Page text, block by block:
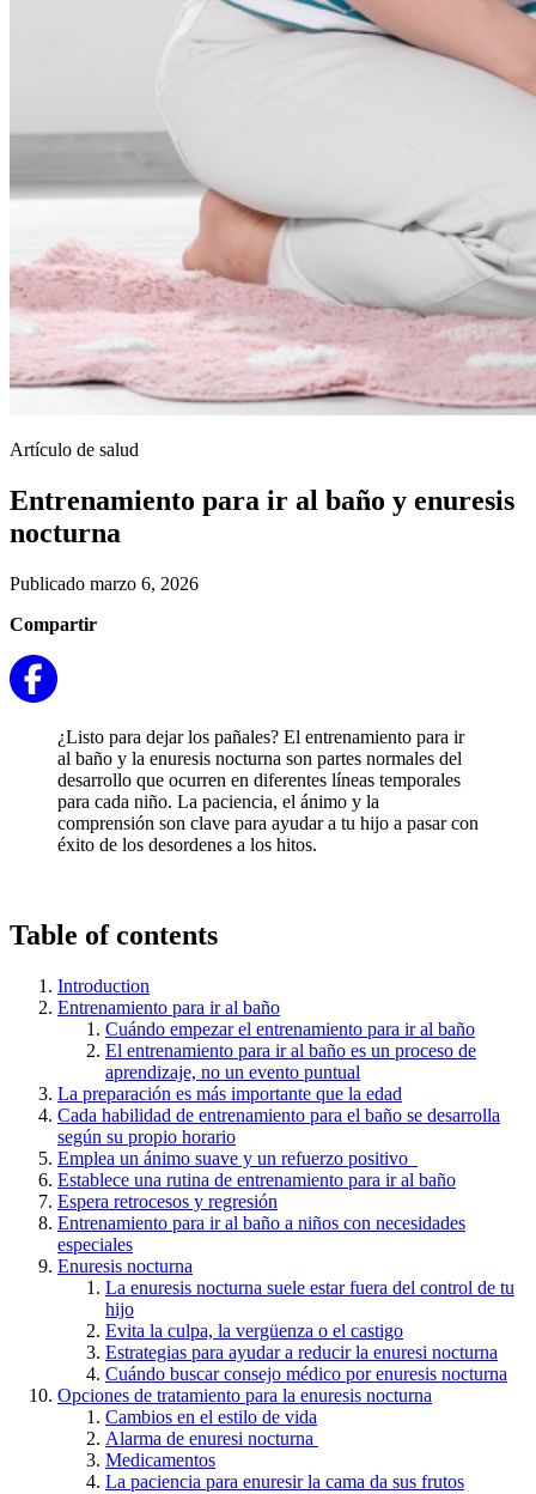
Artículo de salud
Entrenamiento para ir al baño y enuresis
nocturna
Publicado marzo 6, 2026
Compartir
¿Listo para dejar los pañales? El entrenamiento para ir
al baño y la enuresis nocturna son partes normales del
desarrollo que ocurren en diferentes líneas temporales
para cada niño. La paciencia, el ánimo y la
comprensión son clave para ayudar a tu hijo a pasar con
éxito de los desordenes a los hitos.
Table of contents
Introduction
Entrenamiento para ir al baño
Cuándo empezar el entrenamiento para ir al baño
El entrenamiento para ir al baño es un proceso de
aprendizaje, no un evento puntual
La preparación es más importante que la edad
Cada habilidad de entrenamiento para el baño se desarrolla
según su propio horario
Emplea un ánimo suave y un refuerzo positivo
Establece una rutina de entrenamiento para ir al baño
Espera retrocesos y regresión
Entrenamiento para ir al baño a niños con necesidades
especiales
Enuresis nocturna
La enuresis nocturna suele estar fuera del control de tu
hijo
Evita la culpa, la vergüenza o el castigo
Estrategias para ayudar a reducir la enuresi nocturna
Cuándo buscar consejo médico por enuresis nocturna
Opciones de tratamiento para la enuresis nocturna
Cambios en el estilo de vida
Alarma de enuresi nocturna
Medicamentos
La paciencia para enuresir la cama da sus frutos